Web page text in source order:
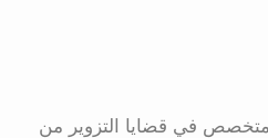
في قضايا التزوير من